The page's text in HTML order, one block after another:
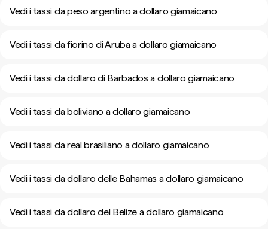
Vedi i tassi da peso argentino a dollaro giamaicano
Vedi i tassi da fiorino di Aruba a dollaro giamaicano
Vedi i tassi da dollaro di Barbados a dollaro giamaicano
Vedi i tassi da boliviano a dollaro giamaicano
Vedi i tassi da real brasiliano a dollaro giamaicano
Vedi i tassi da dollaro delle Bahamas a dollaro giamaicano
Vedi i tassi da dollaro del Belize a dollaro giamaicano